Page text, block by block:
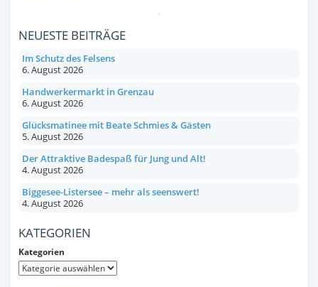
NEUESTE BEITRÄGE
Im Schutz des Felsens
6. August 2026
Handwerkermarkt in Grenzau
6. August 2026
Glücksmatinee mit Beate Schmies & Gästen
5. August 2026
Der Attraktive Badespaß für Jung und Alt!
4. August 2026
Biggesee-Listersee – mehr als seenswert!
4. August 2026
KATEGORIEN
Kategorien